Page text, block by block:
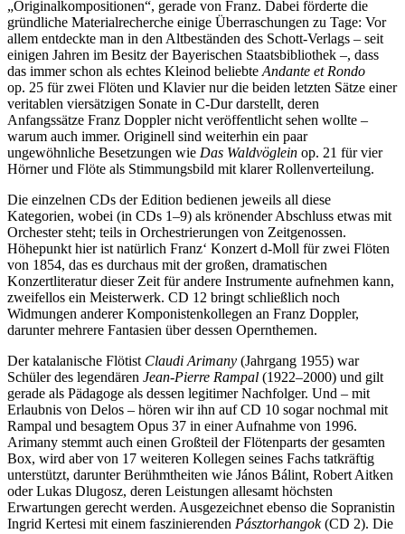
„Originalkompositionen“, gerade von Franz. Dabei förderte die
gründliche Materialrecherche einige Überraschungen zu Tage: Vor
allem entdeckte man in den Altbeständen des Schott-Verlags – seit
einigen Jahren im Besitz der Bayerischen Staatsbibliothek –, dass
das immer schon als echtes Kleinod beliebte Andante et Rondo
op. 25 für zwei Flöten und Klavier nur die beiden letzten Sätze einer
veritablen viersätzigen Sonate in C-Dur darstellt, deren
Anfangssätze Franz Doppler nicht veröffentlicht sehen wollte –
warum auch immer. Originell sind weiterhin ein paar
ungewöhnliche Besetzungen wie Das Waldvöglein op. 21 für vier
Hörner und Flöte als Stimmungsbild mit klarer Rollenverteilung.
Die einzelnen CDs der Edition bedienen jeweils all diese
Kategorien, wobei (in CDs 1–9) als krönender Abschluss etwas mit
Orchester steht; teils in Orchestrierungen von Zeitgenossen.
Höhepunkt hier ist natürlich Franz‘ Konzert d-Moll für zwei Flöten
von 1854, das es durchaus mit der großen, dramatischen
Konzertliteratur dieser Zeit für andere Instrumente aufnehmen kann,
zweifellos ein Meisterwerk. CD 12 bringt schließlich noch
Widmungen anderer Komponistenkollegen an Franz Doppler,
darunter mehrere Fantasien über dessen Opernthemen.
Der katalanische Flötist Claudi Arimany (Jahrgang 1955) war
Schüler des legendären Jean-Pierre Rampal (1922–2000) und gilt
gerade als Pädagoge als dessen legitimer Nachfolger. Und – mit
Erlaubnis von Delos – hören wir ihn auf CD 10 sogar nochmal mit
Rampal und besagtem Opus 37 in einer Aufnahme von 1996.
Arimany stemmt auch einen Großteil der Flötenparts der gesamten
Box, wird aber von 17 weiteren Kollegen seines Fachs tatkräftig
unterstützt, darunter Berühmtheiten wie János Bálint, Robert Aitken
oder Lukas Dlugosz, deren Leistungen allesamt höchsten
Erwartungen gerecht werden. Ausgezeichnet ebenso die Sopranistin
Ingrid Kertesi mit einem faszinierenden Pásztorhangok(CD 2). Die